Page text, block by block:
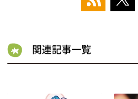
関連記事一覧